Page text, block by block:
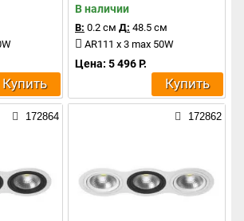
Купить
В наличии
В: 0.2 см Д: 48.5 см
AR111 x 3 max 50W
Цена: 5 496 Р.
Купить
172864 172862